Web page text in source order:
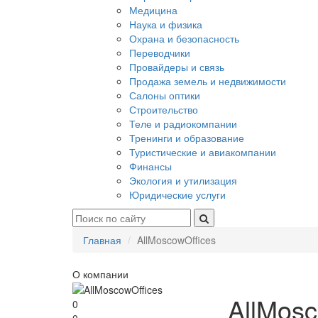
Медицина
Наука и физика
Охрана и безопасность
Переводчики
Провайдеры и связь
Продажа земель и недвижимости
Салоны оптики
Строительство
Теле и радиокомпании
Тренинги и образование
Туристические и авиакомпании
Финансы
Экология и утилизация
Юридические услуги
Главная AllMoscowOffices
О компании
0